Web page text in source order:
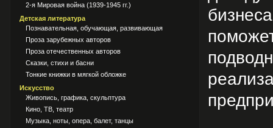
2-я Мировая война (1939-1945 гг.)
Детская литература
Познавательная, обучающая, развивающая
Проза зарубежных авторов
Проза отечественных авторов
Сказки, стихи и басни
Тонкие книжки в мягкой обложке
Искусство
Живопись, графика, скульптура
Кино, ТВ, театр
Музыка, ноты, опера, балет, танцы